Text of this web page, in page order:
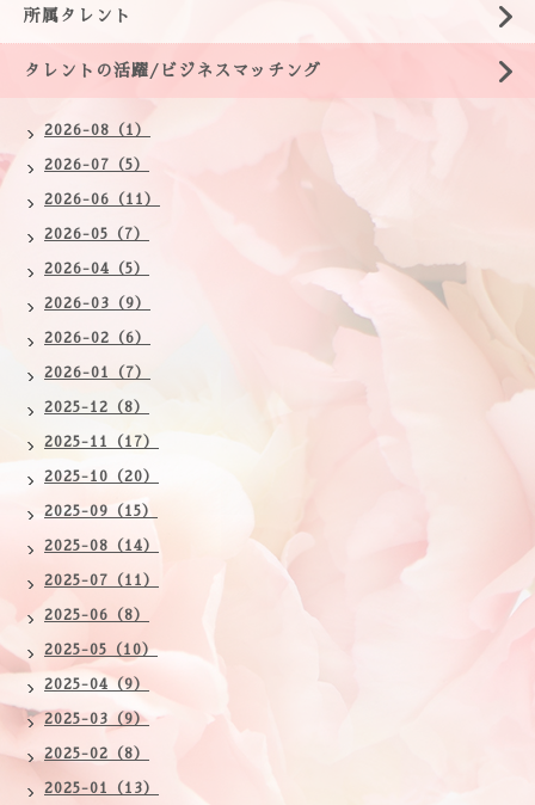
所属タレント
タレントの活躍/ビジネスマッチング
2026-08（1）
2026-07（5）
2026-06（11）
2026-05（7）
2026-04（5）
2026-03（9）
2026-02（6）
2026-01（7）
2025-12（8）
2025-11（17）
2025-10（20）
2025-09（15）
2025-08（14）
2025-07（11）
2025-06（8）
2025-05（10）
2025-04（9）
2025-03（9）
2025-02（8）
2025-01（13）